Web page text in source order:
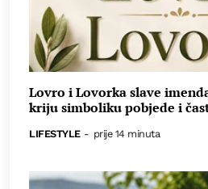
Lovro i Lovorka slave
kriju simboliku pobjede i
LIFESTYLE - prije 14 minuta